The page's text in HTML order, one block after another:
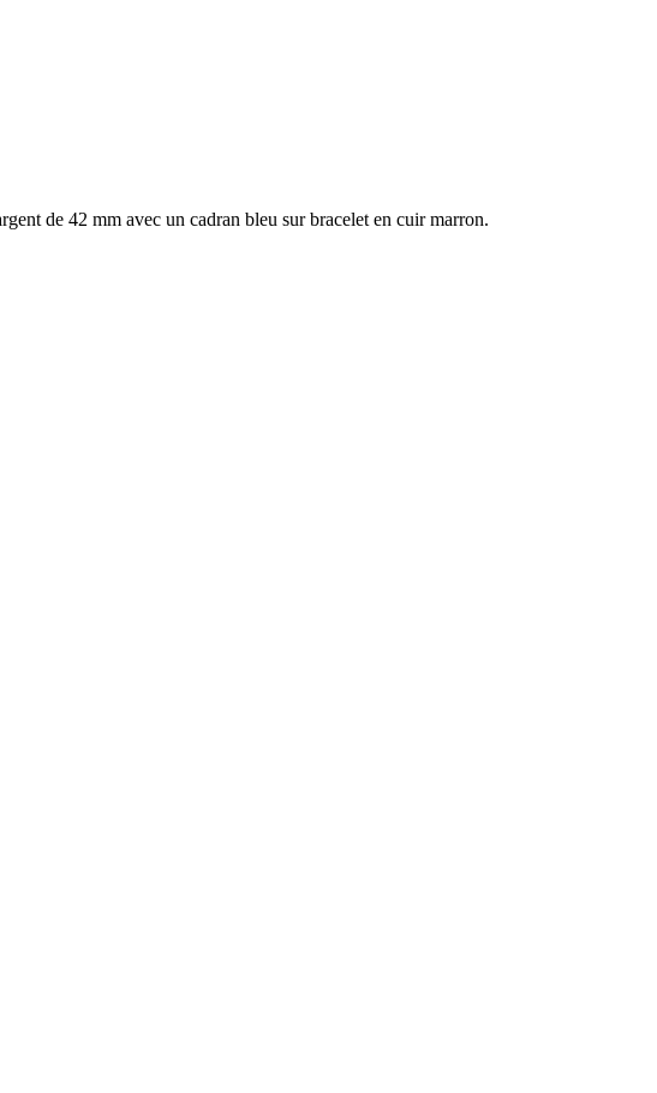
de 42 mm avec un cadran bleu sur bracelet en cuir marron.